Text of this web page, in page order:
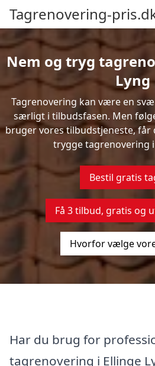
Tagrenovering-
Nem og tryg
Lyng
Tagrenovering kan være en
særligt i tilbudsfasen. Men
bruger vores tilbudstjeneste, får
trygge tagrenovering i
Bestil gratis
Få 3 tilbud, gratis og
Hvorfor vælge
Har du brug for
tagrenovering i Ellinge